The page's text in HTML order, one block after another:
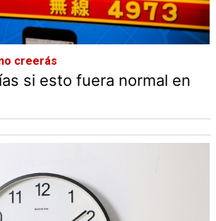
creerás
si esto fuera normal en